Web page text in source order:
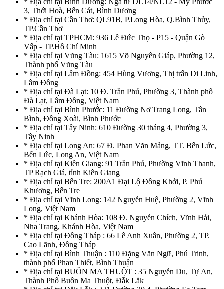
3, Thới Hoà, Bến Cát, Bình Dương
* Địa chỉ tại Cần Thơ: QL91B, P.Long Hòa, Q.Bình Thủy,
TP.Cần Thơ
* Địa chỉ tại TPHCM: 936 Lê Đức Thọ - P15 - Quận Gò
Vấp - TP.Hồ Chí Minh
* Địa chỉ tại Vũng Tàu: 1615 Võ Nguyên Giáp, Phường 12,
Thành phố Vũng Tàu
* Địa chỉ tại Lâm Đồng: 454 Hùng Vương, Thị trấn Di Linh,
Lâm Đồng
* Địa chỉ tại Đà Lạt: 10 Đ. Trần Phú, Phường 3, Thành phố
Đà Lạt, Lâm Đồng, Việt Nam
* Địa chỉ tại Bình Phước: 11 Đường Nơ Trang Long, Tân
Bình, Đồng Xoài, Bình Phước
* Địa chỉ tại Tây Ninh: 610 Đường 30 tháng 4, Phường 3,
Tây Ninh
* Địa chỉ tại Long An: 67 Đ. Phan Văn Mảng, TT. Bến Lức,
Bến Lức, Long An, Việt Nam
* Địa chỉ tại Kiên Giang: 91 Trần Phú, Phường Vĩnh Thanh,
TP Rạch Giá, tỉnh Kiên Giang
* Địa chỉ tại Bến Tre: 200A1 Đại Lộ Đồng Khởi, P. Phú
Khương, Bến Tre
* Địa chỉ tại Vĩnh Long: 142 Nguyễn Huệ, Phường 2, Vĩnh
Long, Việt Nam
* Địa chỉ tại Khánh Hòa: 108 Đ. Nguyễn Chích, Vĩnh Hải,
Nha Trang, Khánh Hòa, Việt Nam
* Địa chỉ tại Đồng Tháp : 66 Lê Anh Xuân, Phường 2, TP.
Cao Lãnh, Đồng Tháp
* Địa chỉ tại Bình Thuận : 110 Đặng Văn Ngữ, Phú Trinh,
thành phố Phan Thiết, Bình Thuận
* Địa chỉ tại BUÔN MA THUỘT : 35 Nguyễn Du, Tự An,
Thành Phố Buôn Ma Thuột, Đắk Lắk